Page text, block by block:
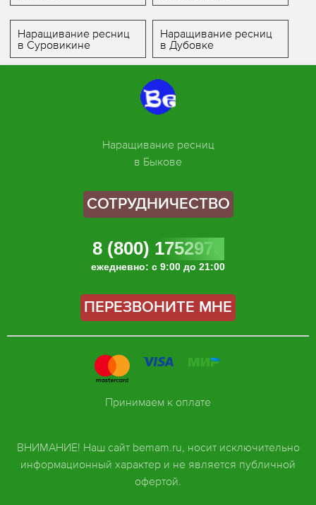
Наращивание ресниц
в Суровикине
Наращивание ресниц
в Дубовке
Наращивание ресниц
в Быкове
СОТРУДНИЧЕСТВО
8 (800) 1752978
ежедневно: с 9:00 до 21:00
ПЕРЕЗВОНИТЕ МНЕ
ВНИМАНИЕ! Наш сайт bemam.ru, носит исключительно
информационный характер и не является публичной
офертой.
Принимаем к оплате